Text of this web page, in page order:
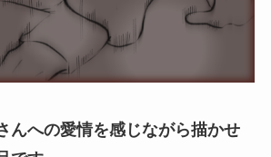
んへの愛情を感じながら描かせ